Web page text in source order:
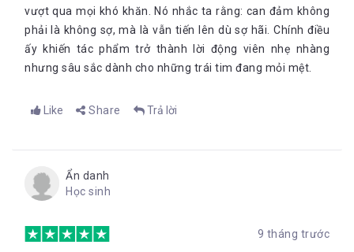
Tôi đã gây ra chuyện này và giờ tôi phải cứu vãn tình thế đó.
Chọn ra mảnh lớn nhất, tôi gói ghém vào trong mớ váy áo
không dùng tới. Những thứ này biết đâu sẽ có ích. Bỏ lá thư
cây rỉ ra, chỉ có dấu gãy đổ ở những bụi cây thấp. Tôi mường
tượng ra Lupe, một mình và kiên quyết.
vượt qua mọi khó khăn. Nó nhắc ta rằng: can đảm không
phải là không sợ, mà là vẫn tiến lên dù sợ hãi. Chính điều
ấy khiến tác phẩm trở thành lời động viên nhẹ nhàng
nhưng sâu sắc dành cho những trái tim đang mỏi mệt.
Like Share Trả lời
Ẩn danh
Học sinh
9 tháng trước